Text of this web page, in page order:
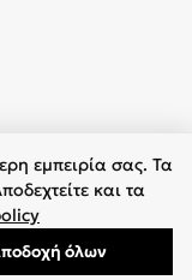
Με
εμπειρία σας. Τα
και τα
όλων